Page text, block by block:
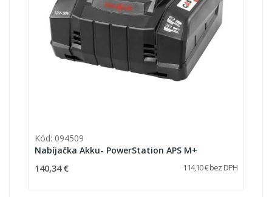
Kód: 094509
Nabíjačka Akku- PowerStation APS M+
140,34 € 114,10 € bez DPH